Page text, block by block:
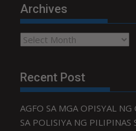
Archives
Archives
Recent Post
AGFO SA MGA OPISYAL
SA POLISIYA NG